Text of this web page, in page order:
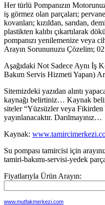
Her türlü Pompanızın
iş görmez olan parçaları;
kovanları; kızıldan, sarıdan,
plastikten kalıbı çıkartılarak
pompanızı yenilemenize veya
Arayın Sorununuzu Çözelim;
Aşağıdaki Not Sadece Aynı İş
Bakım Servis Hizmeti Yapan)
Sitemizdeki yazıdan alıntı
kaynağı belirtiniz… Kaynak
siteler “Yüzsüzler veya Fikirden
yayınlanacaktır. Darılmayınız…
Kaynak:
Su pompası tamircisi için
tamiri-bakımı-servisi-yedek
Fiyatlarıyla Ürün Arayın:
www.mutfakmerkezi.com